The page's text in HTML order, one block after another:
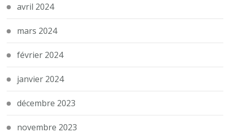
avril 2024
mars 2024
février 2024
janvier 2024
décembre 2023
novembre 2023